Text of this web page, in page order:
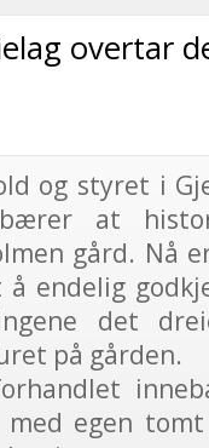
overtar
og styret i
at
gård.
endelig
det
på gården.
egen